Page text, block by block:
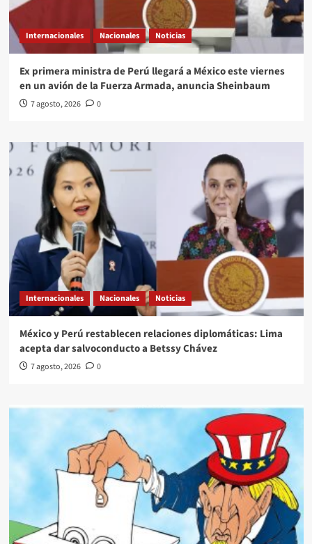
Internacionales Nacionales Noticias
Ex primera ministra de Perú llegará a México este viernes
en un avión de la Fuerza Armada, anuncia Sheinbaum
7 agosto, 2026 0
Internacionales Nacionales Noticias
México y Perú restablecen relaciones diplomáticas: Lima
acepta dar salvoconducto a Betssy Chávez
7 agosto, 2026 0